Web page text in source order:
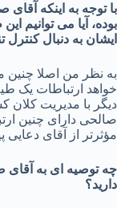
با توجه به اینکه
بوده، آیا می توانیم
ایشان به دنبال کنترل
به نظر من اصلا چنین
خواهد ارتباطات یک
دیگر با مدیریت کلان
صالحی دارای چنین
مؤثرتر از آقای دعایی
چه توصیه ای به آقای
دارید؟